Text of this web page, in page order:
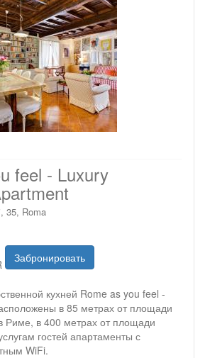
feel - Luxury
35, Roma
Забронировать
кухней Rome as you feel -
в 85 метрах от площади
Риме, в 400 метрах от площади
гостей апартаменты с
WiFi.